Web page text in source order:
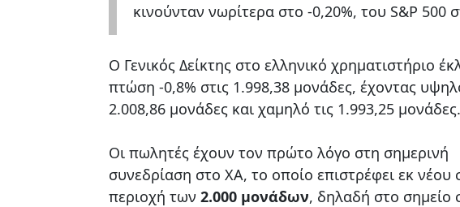
κινούνταν νωρίτερα στο -0,20%, του S&P 500
Ο Γενικός Δείκτης στο ελληνικό χρηματιστήριο
πτώση -0,8% στις 1.998,38 μονάδες, έχοντας
2.008,86 μονάδες και χαμηλό τις 1.993,25 μονάδες.
Οι πωλητές έχουν τον πρώτο λόγο στη σημερινή
συνεδρίαση στο ΧΑ, το οποίο επιστρέφει εκ νέου
περιοχή των 2.000 μονάδων, δηλαδή στο σημείο